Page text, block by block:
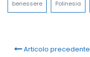
benessere Polinesia
Articolo precedente